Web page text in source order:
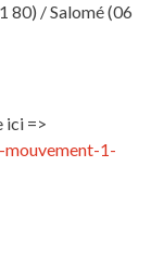
80) / Salomé (06
ici =>
1-